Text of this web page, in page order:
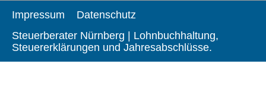
Impressum
Datenschutz
Steuerberater Nürnberg | Lohnbuchhaltung,
Steuererklärungen und Jahresabschlüsse.